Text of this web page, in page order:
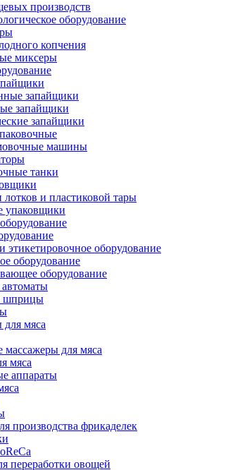
производств
оборудование
копчения
миксеры
запайщики
запайщики
запайщики
машины
танки
и пластиковой тары
упаковщики
этикетировочное оборудование
оборудование
оборудование
шприцы
мяса
для мяса
мяса
аппараты
производства фрикаделек
переработки овощей